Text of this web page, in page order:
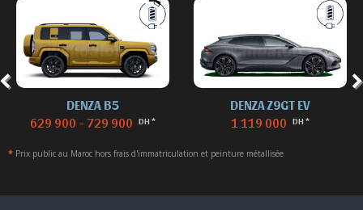
DENZA Z9GT EV
1 119 000 DH *
DENZA Z9GT
1 075 000 DH *
* Prix public au Maroc hors frais d'immatriculation et peinture métallisée